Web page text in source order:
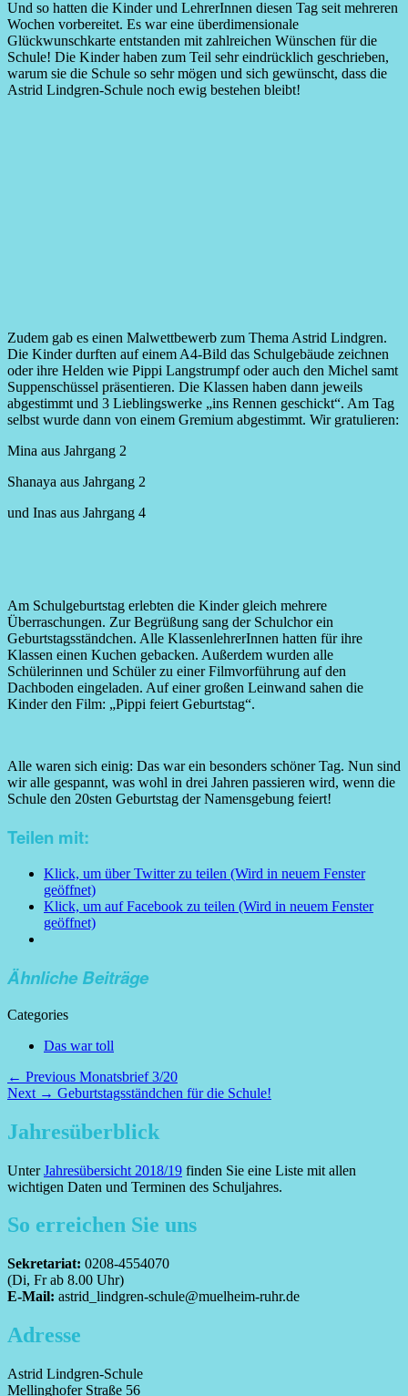
Und so hatten die Kinder und LehrerInnen diesen Tag seit mehreren
Wochen vorbereitet. Es war eine überdimensionale
Glückwunschkarte entstanden mit zahlreichen Wünschen für die
Schule! Die Kinder haben zum Teil sehr eindrücklich geschrieben,
warum sie die Schule so sehr mögen und sich gewünscht, dass die
Astrid Lindgren-Schule noch ewig bestehen bleibt!
Zudem gab es einen Malwettbewerb zum Thema Astrid Lindgren.
Die Kinder durften auf einem A4-Bild das Schulgebäude zeichnen
oder ihre Helden wie Pippi Langstrumpf oder auch den Michel samt
Suppenschüssel präsentieren. Die Klassen haben dann jeweils
abgestimmt und 3 Lieblingswerke „ins Rennen geschickt“. Am Tag
selbst wurde dann von einem Gremium abgestimmt. Wir gratulieren:
Mina aus Jahrgang 2
Shanaya aus Jahrgang 2
und Inas aus Jahrgang 4
Am Schulgeburtstag erlebten die Kinder gleich mehrere
Überraschungen. Zur Begrüßung sang der Schulchor ein
Geburtstagsständchen. Alle KlassenlehrerInnen hatten für ihre
Klassen einen Kuchen gebacken. Außerdem wurden alle
Schülerinnen und Schüler zu einer Filmvorführung auf den
Dachboden eingeladen. Auf einer großen Leinwand sahen die
Kinder den Film: „Pippi feiert Geburtstag“.
Alle waren sich einig: Das war ein besonders schöner Tag. Nun sind
wir alle gespannt, was wohl in drei Jahren passieren wird, wenn die
Schule den 20sten Geburtstag der Namensgebung feiert!
Teilen mit:
Klick, um über Twitter zu teilen (Wird in neuem Fenster
geöffnet)
Klick, um auf Facebook zu teilen (Wird in neuem Fenster
geöffnet)
Ähnliche Beiträge
Categories
Das war toll
Beitragsnavigation
← Previous Previous
post:
Monatsbrief 3/20
Next → Next
Geburtstagsständchen für die Schule!
Jahresüberblick
UnterJahresübersicht 2018/19 finden Sie eine Liste mit allen
wichtigen Daten und Terminen des Schuljahres.
So erreichen Sie uns
Sekretariat: 0208-4554070
(Di, Fr ab 8.00 Uhr)
E-Mail: astrid_lindgren-schule@muelheim-ruhr.de
Adresse
Astrid Lindgren-Schule
Mellinghofer Straße 56